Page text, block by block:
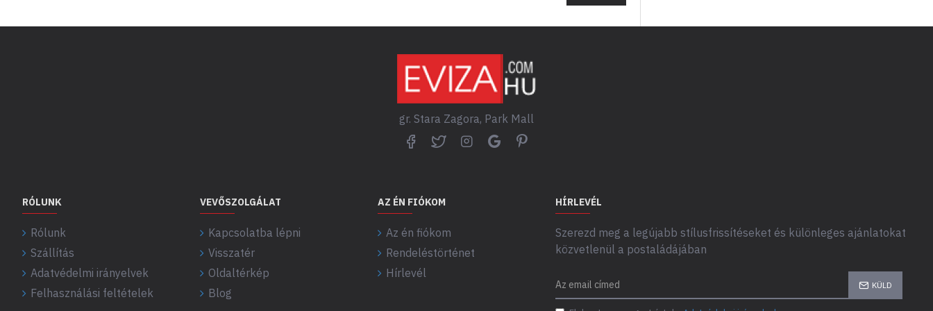
gr. Stara Zagora, Park Mall
RÓLUNK
Rólunk
Szállítás
Adatvédelmi irányelvek
Felhasználási feltételek
VEVŐSZOLGÁLAT
Kapcsolatba lépni
Visszatér
Oldaltérkép
Blog
AZ ÉN FIÓKOM
Az én fiókom
Rendeléstörténet
Hírlevél
HÍRLEVÉL
Szerezd meg a legújabb stílusfrissítéseket és különleges ajánlatokat
közvetlenül a postaládájában
KÜLD